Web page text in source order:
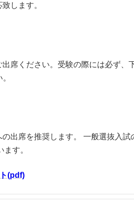
します。
席ください。受験の際には必ず、
出席を推奨します。 一般選抜入試
す。
(pdf)